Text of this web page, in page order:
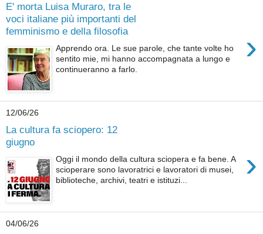
E' morta Luisa Muraro, tra le
voci italiane più importanti del
femminismo e della filosofia
›
Apprendo ora. Le sue parole, che tante volte ho
sentito mie, mi hanno accompagnata a lungo e
continueranno a farlo.
12/06/26
La cultura fa sciopero: 12
giugno
›
Oggi il mondo della cultura sciopera e fa bene. A
scioperare sono lavoratrici e lavoratori di musei,
biblioteche, archivi, teatri e istituzi...
04/06/26